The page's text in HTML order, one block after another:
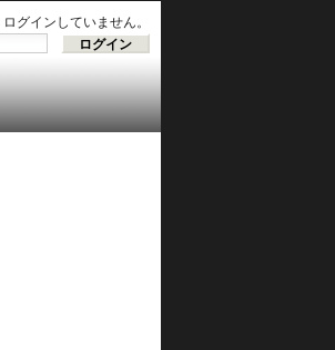
ログインしていません。